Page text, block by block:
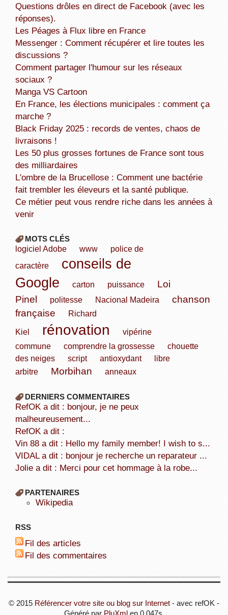
Questions drôles en direct de Facebook (avec les
réponses).
Les Péages à Flux libre en France
Messenger : Comment récupérer et lire toutes les
discussions ?
Comment partager l'humour sur les réseaux
sociaux ?
Manga VS Cartoon
En France, les élections municipales : comment ça
marche ?
Black Friday 2025 : records de ventes, chaos de
livraisons !
Les 50 plus grosses fortunes de France sont tous
des milliardaires
L'ombre de la Brucellose : Comment une bactérie
fait trembler les éleveurs et la santé publique.
Ce métier peut vous rendre riche dans les années à
venir
MOTS CLÉS
logiciel Adobe www
police de
caractère
conseils de
Google
carton puissance
Loi
Pinel
politesse Nacional Madeira
chanson
française
Richard
Kiel
rénovation
vipérine
commune
comprendre la grossesse
chouette
des neiges
script antioxydant
libre
arbitre
Morbihan anneaux
DERNIERS COMMENTAIRES
refOK a dit : bonjour, je ne peux
malheureusement...
refOK a dit :
Vin 88 a dit : Hello my family member! I wish to s...
VIDAL a dit : bonjour je recherche un reparateur ...
Jolie a dit : Merci pour cet hommage à la robe...
PARTENAIRES
wikipedia
RSS
Fil des articles
Fil des commentaires
© 2015 Référencer votre site ou blog sur Internet - avec refOK -
Généré par PluXmlen 0.047s